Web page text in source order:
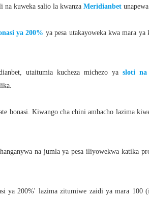
kuweka salio la kwanza Meridianbet
ya 200% ya pesa utakayoweka kwa mara ya
utaitumia kucheza michezo yasloti na
bonasi. Kiwango cha chini ambacho lazima
na jumla ya pesa iliyowekwa katika
ya 200%' lazima zitumiwe zaidi ya mara 100